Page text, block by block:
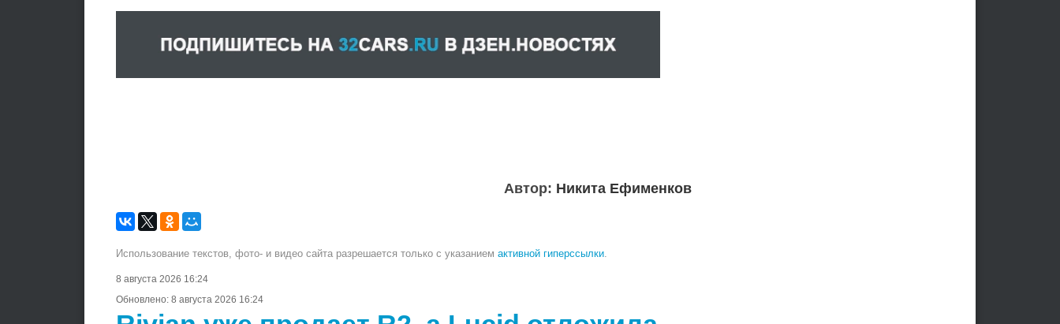
Автор: Никита Ефименков
Использование текстов, фото- и видео сайта разрешается только с указанием активной гиперссылки
8 августа 2026 16:24
Обновлено: 8 августа 2026 16:24